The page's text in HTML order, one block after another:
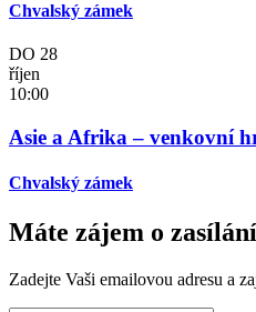
Chvalský zámek
DO 28
říjen
10:00
Asie a Afrika – venkovní
Chvalský zámek
Máte zájem o
Zadejte Vaši emailovou adresu a